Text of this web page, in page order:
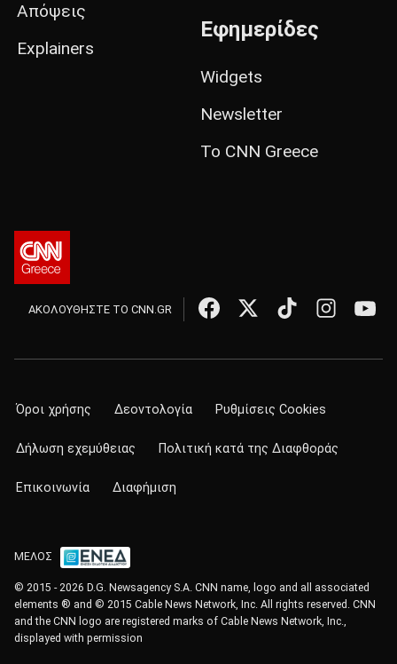
Απόψεις
Explainers
Εφημερίδες
Widgets
Newsletter
Το CNN Greece
ΑΚΟΛΟΥΘΗΣΤΕ ΤΟ CNN.GR
Όροι χρήσης Δεοντολογία Ρυθμίσεις Cookies
Δήλωση εχεμύθειας Πολιτική κατά της Διαφθοράς
Επικοινωνία Διαφήμιση
ΜΕΛΟΣ
© 2015 - 2026 D.G. Newsagency S.A. CNN name, logo and all associated
elements ® and © 2015 Cable News Network, Inc. All rights reserved. CNN
and the CNN logo are registered marks of Cable News Network, Inc.,
displayed with permission